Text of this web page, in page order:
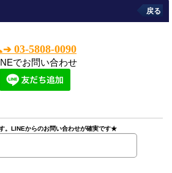
戻る
03-5808-0090
でお問い合わせ
。LINEからのお問い合わせが確実です★